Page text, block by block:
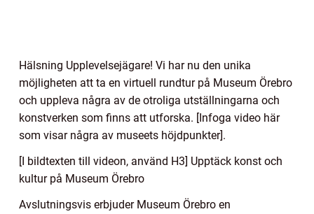
Hälsning Upplevelsejägare! Vi har nu den unika
möjligheten att ta en virtuell rundtur på Museum Örebro
och uppleva några av de otroliga utställningarna och
konstverken som finns att utforska. [Infoga video här
som visar några av museets höjdpunkter].
[I bildtexten till videon, använd H3] Upptäck konst och
kultur på Museum Örebro
Avslutningsvis erbjuder Museum Örebro en